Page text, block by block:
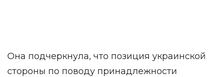
Она подчеркнула, что позиция украинской
стороны по поводу принадлежности